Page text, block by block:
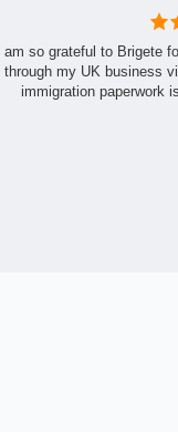
I am so grateful to Brigete
through my UK business
immigration paperwork